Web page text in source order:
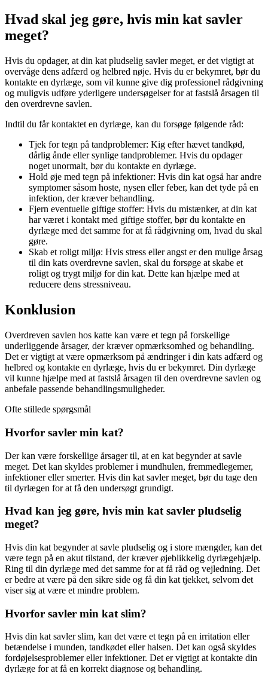
Hvad skal jeg gøre, hvis min kat savler
meget?
Hvis du opdager, at din kat pludselig savler meget, er det vigtigt at
overvåge dens adfærd og helbred nøje. Hvis du er bekymret, bør du
kontakte en dyrlæge, som vil kunne give dig professionel rådgivning
og muligvis udføre yderligere undersøgelser for at fastslå årsagen til
den overdrevne savlen.
Indtil du får kontaktet en dyrlæge, kan du forsøge følgende råd:
Tjek for tegn på tandproblemer: Kig efter hævet tandkød,
dårlig ånde eller synlige tandproblemer. Hvis du opdager
noget unormalt, bør du kontakte en dyrlæge.
Hold øje med tegn på infektioner: Hvis din kat også har andre
symptomer såsom hoste, nysen eller feber, kan det tyde på en
infektion, der kræver behandling.
Fjern eventuelle giftige stoffer: Hvis du mistænker, at din kat
har været i kontakt med giftige stoffer, bør du kontakte en
dyrlæge med det samme for at få rådgivning om, hvad du skal
gøre.
Skab et roligt miljø: Hvis stress eller angst er den mulige årsag
til din kats overdrevne savlen, skal du forsøge at skabe et
roligt og trygt miljø for din kat. Dette kan hjælpe med at
reducere dens stressniveau.
Konklusion
Overdreven savlen hos katte kan være et tegn på forskellige
underliggende årsager, der kræver opmærksomhed og behandling.
Det er vigtigt at være opmærksom på ændringer i din kats adfærd og
helbred og kontakte en dyrlæge, hvis du er bekymret. Din dyrlæge
vil kunne hjælpe med at fastslå årsagen til den overdrevne savlen og
anbefale passende behandlingsmuligheder.
Ofte stillede spørgsmål
Hvorfor savler min kat?
Der kan være forskellige årsager til, at en kat begynder at savle
meget. Det kan skyldes problemer i mundhulen, fremmedlegemer,
infektioner eller smerter. Hvis din kat savler meget, bør du tage den
til dyrlægen for at få den undersøgt grundigt.
Hvad kan jeg gøre, hvis min kat savler pludselig
meget?
Hvis din kat begynder at savle pludselig og i store mængder, kan det
være tegn på en akut tilstand, der kræver øjeblikkelig dyrlægehjælp.
Ring til din dyrlæge med det samme for at få råd og vejledning. Det
er bedre at være på den sikre side og få din kat tjekket, selvom det
viser sig at være et mindre problem.
Hvorfor savler min kat slim?
Hvis din kat savler slim, kan det være et tegn på en irritation eller
betændelse i munden, tandkødet eller halsen. Det kan også skyldes
fordøjelsesproblemer eller infektioner. Det er vigtigt at kontakte din
dyrlæge for at få en korrekt diagnose og behandling.